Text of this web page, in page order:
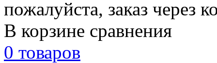
пожалуйста, заказ через
В корзине сравнения
0 товаров